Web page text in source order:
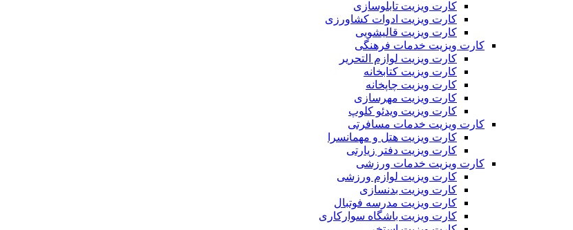
کارت ویزیت تابلوسازی
کارت ویزیت ادوات کشاورزی
کارت ویزیت قالیشویی
کارت ویزیت خدمات فرهنگی
کارت ویزیت لوازم التحریر
کارت ویزیت کتابخانه
کارت ویزیت چاپخانه
کارت ویزیت مهرسازی
کارت ویزیت ویدئو کلوپ
کارت ویزیت خدمات مسافرتی
کارت ویزیت هتل و مهمانسرا
کارت ویزیت دفتر زیارتی
کارت ویزیت خدمات ورزشی
کارت ویزیت لوازم ورزشی
کارت ویزیت بدنسازی
کارت ویزیت مدرسه فوتبال
کارت ویزیت باشگاه سوارکاری